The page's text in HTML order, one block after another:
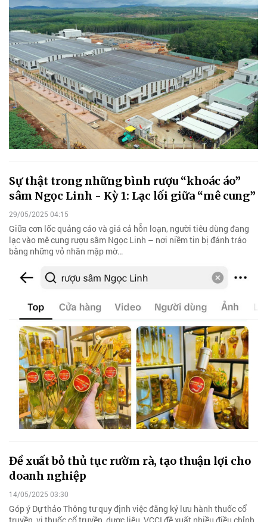
Sự thật trong những bình rượu “khoác áo”
sâm Ngọc Linh - Kỳ 1: Lạc lối giữa “mê cung”
29/05/2025 04:15
Giữa cơn lốc quảng cáo và giá cả hỗn loạn, người tiêu dùng đang
lạc vào mê cung rượu sâm Ngọc Linh – nơi niềm tin bị đánh tráo
bằng những vỏ nhãn mập mờ…
Đề xuất bỏ thủ tục rườm rà, tạo thuận lợi cho
doanh nghiệp
14/05/2025 03:30
Góp ý Dự thảo Thông tư quy định việc đăng ký lưu hành thuốc cổ